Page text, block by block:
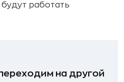
работать
на другой